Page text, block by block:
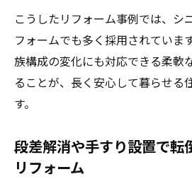
フルリフォームと建て替え
フルリフォームと建て
比較
フルリフォームのメリ
説
こうしたリフォーム事例では、シ
フォームでも多く採用されていま
族構成の変化にも対応できる柔軟
ることが、長く安心して暮らせる
す。
段差解消や手すり設置で転
リフォーム